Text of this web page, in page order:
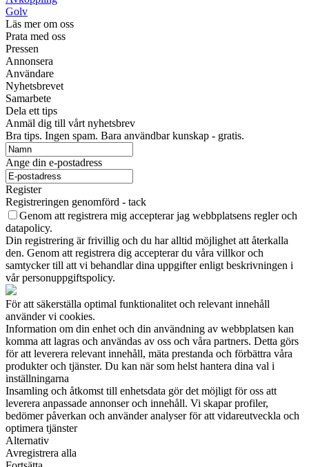
Golv
Läs mer om oss
Prata med oss
Pressen
Annonsera
Användare
Nyhetsbrevet
Samarbete
Dela ett tips
Anmäl dig till vårt nyhetsbrev
Bra tips. Ingen spam. Bara användbar kunskap - gratis.
Ange din e-postadress
Register
Registreringen genomförd - tack
Genom att registrera mig accepterar jag webbplatsens regler och
datapolicy.
Din registrering är frivillig och du har alltid möjlighet att återkalla
den. Genom att registrera dig accepterar du våra villkor och
samtycker till att vi behandlar dina uppgifter enligt beskrivningen i
vår personuppgiftspolicy.
För att säkerställa optimal funktionalitet och relevant innehåll
använder vi cookies.
Information om din enhet och din användning av webbplatsen kan
komma att lagras och användas av oss och våra partners. Detta görs
för att leverera relevant innehåll, mäta prestanda och förbättra våra
produkter och tjänster. Du kan när som helst hantera dina val i
inställningarna
Insamling och åtkomst till enhetsdata gör det möjligt för oss att
leverera anpassade annonser och innehåll. Vi skapar profiler,
bedömer påverkan och använder analyser för att vidareutveckla och
optimera tjänster
Alternativ
Avregistrera alla